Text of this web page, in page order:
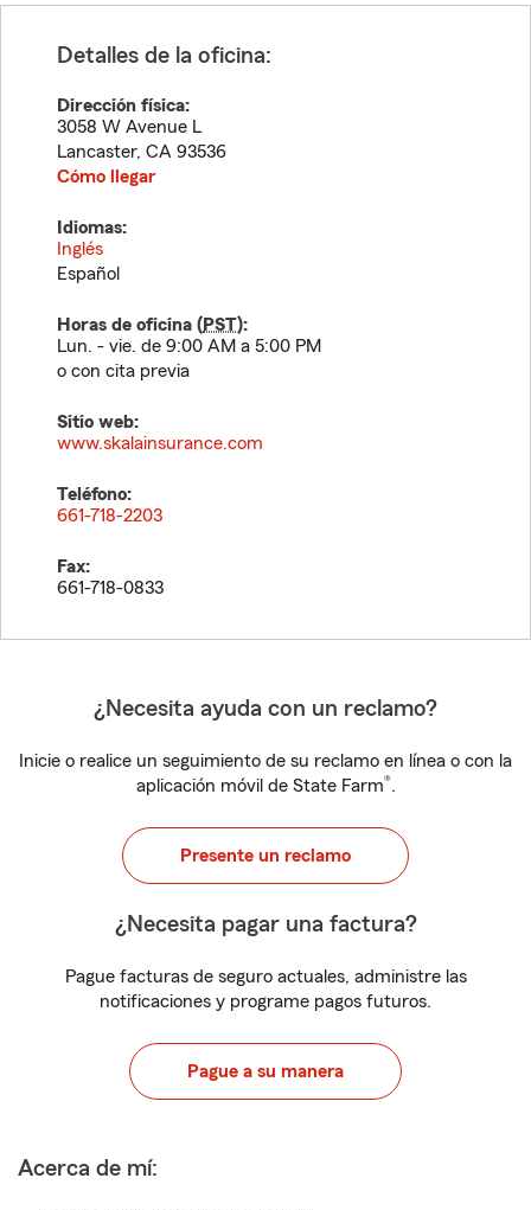
Detalles de la oficina:
Dirección física:
3058 W Avenue L
Lancaster, CA 93536
Cómo llegar
Idiomas:
Inglés
Español
Horas de oficina (PST):
Lun. - vie. de 9:00 AM a 5:00 PM
o con cita previa
Sitio web:
www.skalainsurance.com
Teléfono:
661-718-2203
Fax:
661-718-0833
¿Necesita ayuda con un reclamo?
Inicie o realice un seguimiento de su reclamo en línea o con la
aplicación móvil de State Farm®.
Presente un reclamo
¿Necesita pagar una factura?
Pague facturas de seguro actuales, administre las
notificaciones y programe pagos futuros.
Pague a su manera
Acerca de mí: